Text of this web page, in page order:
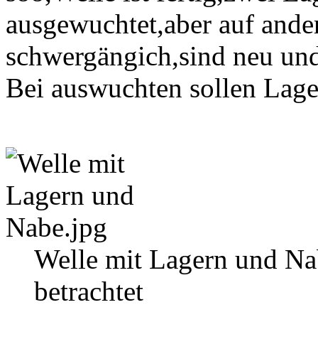
ausgewuchtet,aber auf
schwergängich,sind neu
Bei auswuchten sollen
Welle mit Lagern und
betrachtet